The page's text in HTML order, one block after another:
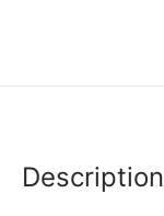
Description